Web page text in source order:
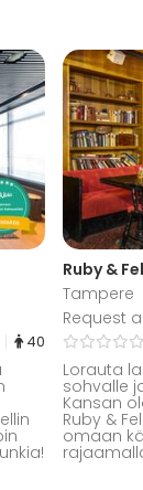
40
Ruby &
Tampere
Request
Lorauta
sohvalle
Kansan
Ruby &
omaan